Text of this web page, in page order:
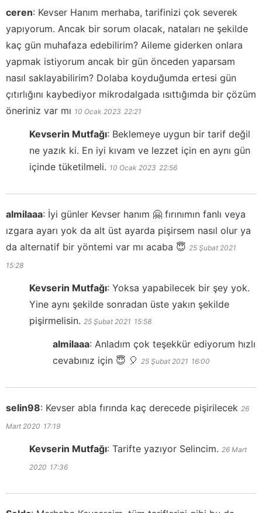
ceren: Kevser Hanım merhaba, tarifinizi çok severek
yapıyorum. Ancak bir sorum olacak, nataları ne şekilde
kaç gün muhafaza edebilirim? Aileme giderken onlara
yapmak istiyorum ancak bir gün önceden yaparsam
nasıl saklayabilirim? Dolaba koyduğumda ertesi gün
çıtırlığını kaybediyor mikrodalgada ısıttığımda bir çözüm
öneriniz var mı 10 Ocak 2023 22:21
Kevserin Mutfağı: Beklemeye uygun bir tarif değil
ne yazık ki. En iyi kıvam ve lezzet için en aynı gün
içinde tüketilmeli. 10 Ocak 2023 22:56
almilaaa: İyi günler Kevser hanım 🤗 fırınımın fanlı veya
ızgara ayarı yok da alt üst ayarda pişirsem nasıl olur ya
da alternatif bir yöntemi var mı acaba 😇 25 Şubat 2021
15:28
Kevserin Mutfağı: Yoksa yapabilecek bir şey yok.
Yine aynı şekilde sonradan üste yakın şekilde
pişirmelisin. 25 Şubat 2021 15:58
almilaaa: Anladım çok teşekkür ediyorum hızlı
cevabınız için 😇 🎈 25 Şubat 2021 16:00
selin98: Kevser abla fırında kaç derecede pişirilecek 26
Mart 2020 17:19
Kevserin Mutfağı: Tarifte yazıyor Selincim. 26 Mart
2020 17:36